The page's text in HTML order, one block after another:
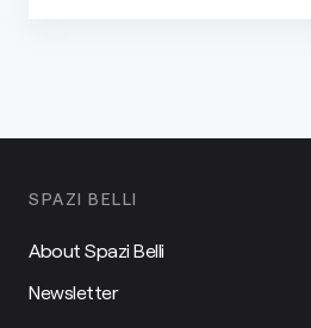
SPAZI BELLI
About Spazi Belli
Newsletter